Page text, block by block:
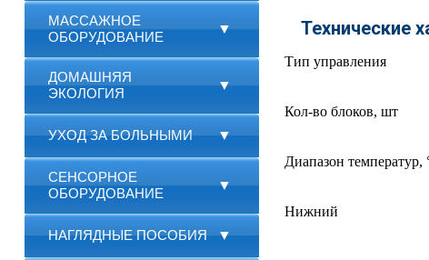
МАССАЖНОЕ
ОБОРУДОВАНИЕ
▼
ДОМАШНЯЯ
ЭКОЛОГИЯ
▼
УХОД ЗА БОЛЬНЫМИ ▼
СЕНСОРНОЕ
ОБОРУДОВАНИЕ
▼
НАГЛЯДНЫЕ ПОСОБИЯ ▼
Технические
Тип управления
Кол-во блоков, шт
Диапазон температур,
Нижний